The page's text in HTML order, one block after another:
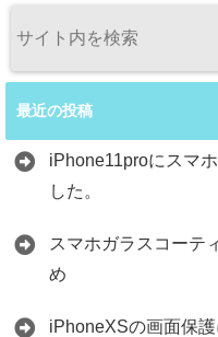
最近の投稿
iPhone11proにスマ
した。
スマホガラスコーテ
め
iPhoneXSの画面保